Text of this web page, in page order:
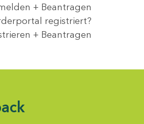
+ Beantragen
registriert?
+ Beantragen